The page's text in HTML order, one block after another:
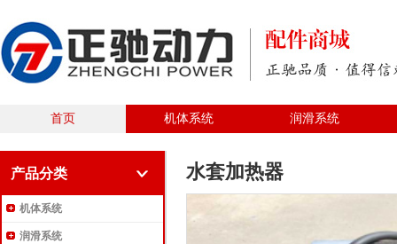
首页 机体系统 润滑系统
产品分类
机体系统
润滑系统
水套加热器